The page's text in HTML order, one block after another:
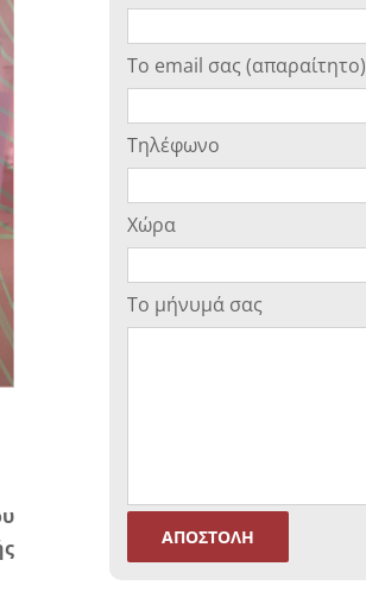
Το email σας (απαραίτητο)
Τηλέφωνο
Χώρα
Το μήνυμά σας